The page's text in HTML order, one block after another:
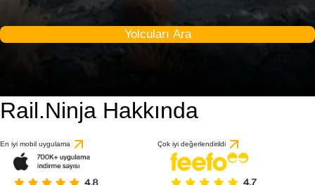
Yolcuları Ara
Rail.Ninja Hakkında
En iyi mobil uygulama Çok iyi değerlendirildi1 değerlendirmeye